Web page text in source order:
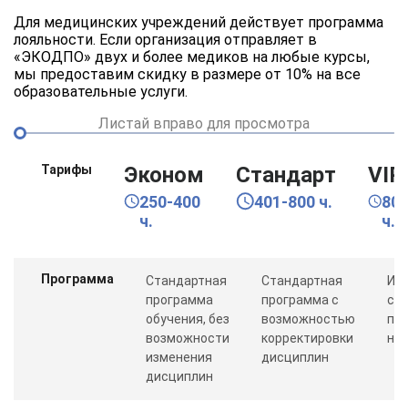
Для медицинских учреждений действует программа
лояльности. Если организация отправляет в
«ЭКОДПО» двух и более медиков на любые курсы,
мы предоставим скидку в размере от 10% на все
образовательные услуги.
Листай вправо для просмотра
Тарифы Эконом
250-400
ч.
Стандарт
401-800 ч.
VIP
ч.
Программа
Стандартная
программа
обучения, без
возможности
изменения
дисциплин
Стандартная
программа с
возможностью
корректировки
дисциплин